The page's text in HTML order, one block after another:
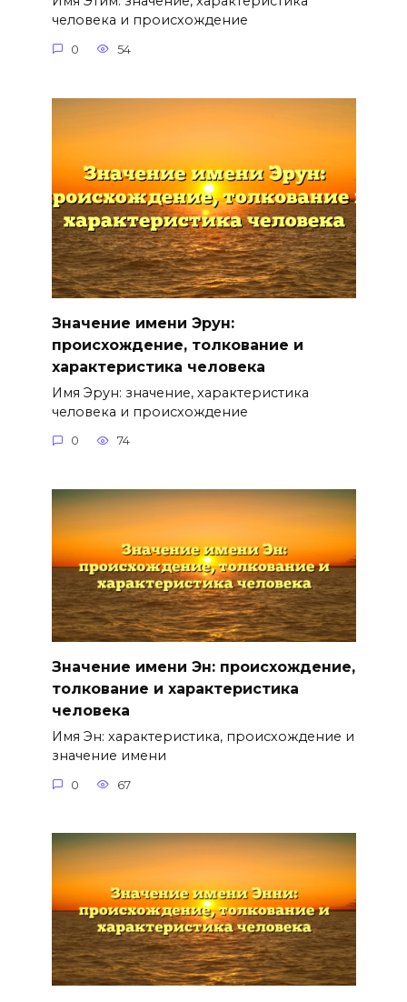
человека и происхождение
0 54
Значение имени Эрун:
происхождение, толкование и
характеристика человека
Имя Эрун: значение, характеристика
человека и происхождение
0 74
Значение имени Эн: происхождение,
толкование и характеристика
человека
Имя Эн: характеристика, происхождение и
значение имени
0 67